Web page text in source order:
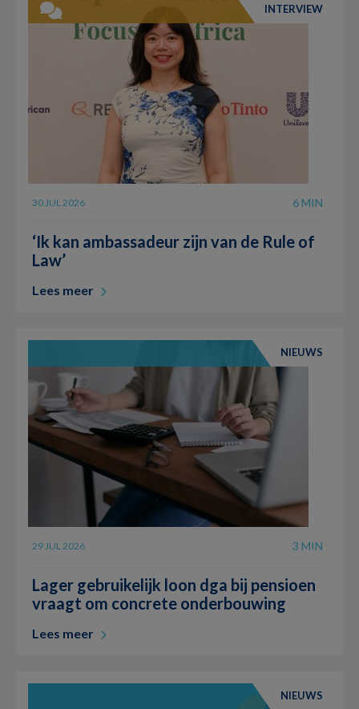
INTERVIEW
30 JUL 2026 6 MIN
‘Ik kan ambassadeur zijn van de Rule of
Law’
Lees meer
NIEUWS
29 JUL 2026 3 MIN
Lager gebruikelijk loon dga bij pensioen
vraagt om concrete onderbouwing
Lees meer
NIEUWS